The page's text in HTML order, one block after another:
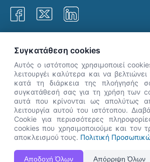
Η Ιστοσελίδα ΑνΑΔ είναι πλήρως συμβατή με τις νεότερες
Apple Safari καθώς και Internet Explorer.
👋 Καλώς ήρθες!
Πες μου πώς
σήμερα.
Συγκατάθεση cookies
Αυτός ο ιστότοπος χρησιμοποιεί
λειτουργέι καλύτερα και να
κατά τη διάρκεια της πλοήγησής
συγκατάθεσή σας για τη χρήση των
αυτά που κρίνονται ως απολύτως
λειτουργία αυτού του ιστότοπου.
Cookie για περισσότερες
cookies που χρησιμοποιούμε και τον
αποκλεισμού τους. Πολιτική
Αποδοχή Όλων Απόρριψη Όλων